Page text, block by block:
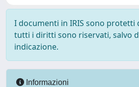
I documenti in IRIS sono protetti
tutti i diritti sono riservati, salvo
indicazione.
Informazioni